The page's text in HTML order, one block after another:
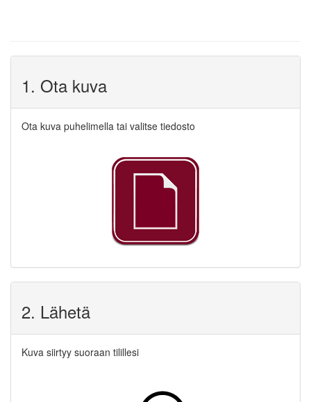
1. Ota kuva
Ota kuva puhelimella tai valitse tiedosto
2. Lähetä
Kuva siirtyy suoraan tilillesi